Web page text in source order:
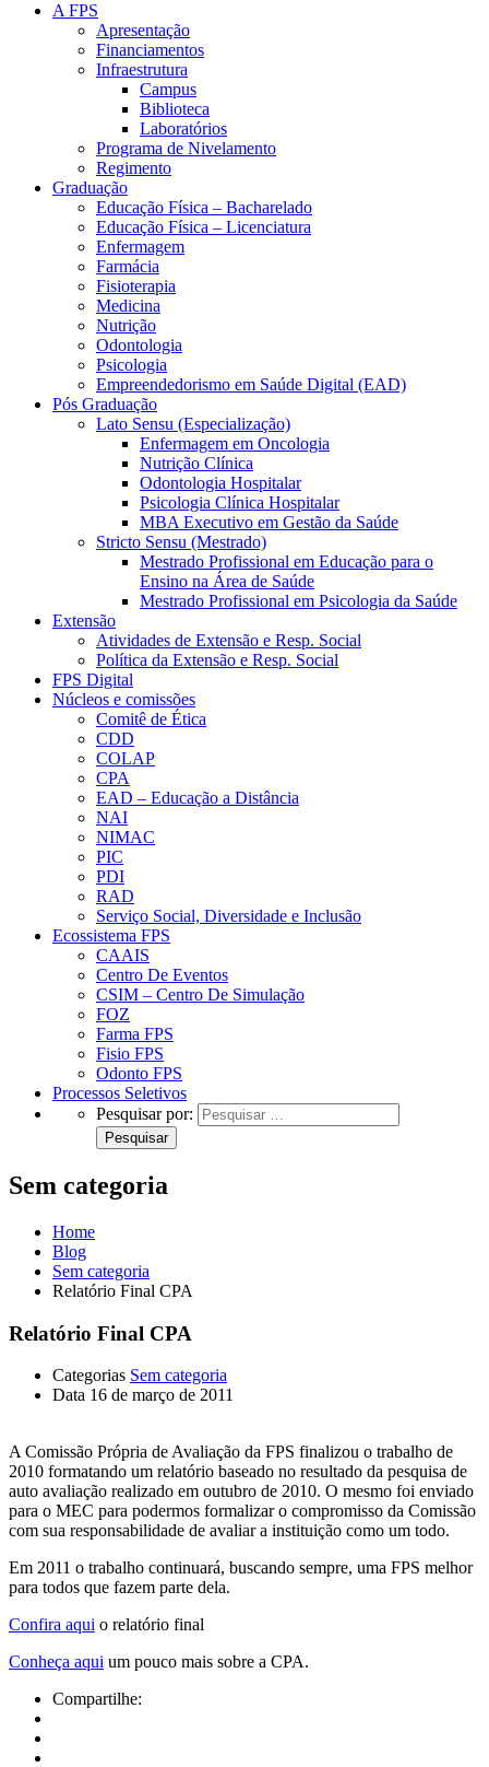
A FPS
Apresentação
Financiamentos
Infraestrutura
Campus
Biblioteca
Laboratórios
Programa de Nivelamento
Regimento
Graduação
Educação Física – Bacharelado
Educação Física – Licenciatura
Enfermagem
Farmácia
Fisioterapia
Medicina
Nutrição
Odontologia
Psicologia
Empreendedorismo em Saúde Digital (EAD)
Pós Graduação
Lato Sensu (Especialização)
Enfermagem em Oncologia
Nutrição Clínica
Odontologia Hospitalar
Psicologia Clínica Hospitalar
MBA Executivo em Gestão da Saúde
Stricto Sensu (Mestrado)
Mestrado Profissional em Educação para o
Ensino na Área de Saúde
Mestrado Profissional em Psicologia da Saúde
Extensão
Atividades de Extensão e Resp. Social
Política da Extensão e Resp. Social
FPS Digital
Núcleos e comissões
Comitê de Ética
CDD
COLAP
CPA
EAD – Educação a Distância
NAI
NIMAC
PIC
PDI
RAD
Serviço Social, Diversidade e Inclusão
Ecossistema FPS
CAAIS
Centro De Eventos
CSIM – Centro De Simulação
FOZ
Farma FPS
Fisio FPS
Odonto FPS
Processos Seletivos
Pesquisar por:
Sem categoria
Home
Blog
Sem categoria
Relatório Final CPA
Relatório Final CPA
Categorias Sem categoria
Data 16 de março de 2011
A Comissão Própria de Avaliação da FPS finalizou o trabalho de
2010 formatando um relatório baseado no resultado da pesquisa de
auto avaliação realizado em outubro de 2010. O mesmo foi enviado
para o MEC para podermos formalizar o compromisso da Comissão
com sua responsabilidade de avaliar a instituição como um todo.
Em 2011 o trabalho continuará, buscando sempre, uma FPS melhor
para todos que fazem parte dela.
Confira aqui o relatório final
Conheça aqui um pouco mais sobre a CPA.
Compartilhe: